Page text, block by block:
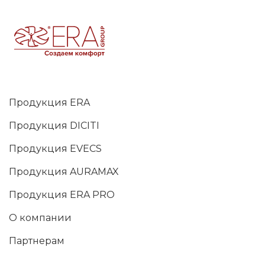
Продукция ERA
Продукция DICITI
Продукция EVECS
Продукция AURAMAX
Продукция ERA PRO
О компании
Партнерам